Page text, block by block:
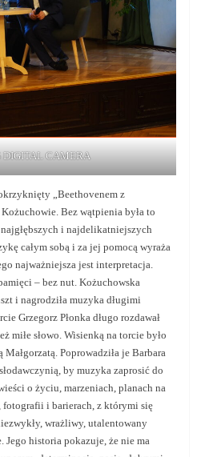
DIGITAL CAMERA
„Beethovenem z
Bez wątpienia była to
i najdelikatniejszych
całym sobą i za jej pomocą wyraża
najważniejsza jest interpretacja.
– bez nut. Kożuchowska
i nagrodziła muzyka długimi
Grzegorz Płonka długo rozdawał
miłe słowo. Wisienką na torcie było
Poprowadziła je Barbara
by muzyka zaprosić do
o życiu, marzeniach, planach na
fotografii i barierach, z którymi się
wrażliwy, utalentowany
Jego historia pokazuje, że nie ma